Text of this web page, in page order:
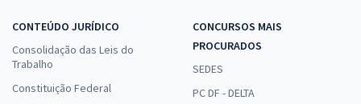
CONTEÚDO JURÍDICO
Consolidação das Leis do
Trabalho
Constituição Federal
CONCURSOS MAIS
PROCURADOS
SEDES
PC DF - DELTA